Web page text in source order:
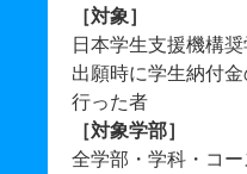
［対象］
日本学生支援機構
出願時に学生納付
行った者
［対象学部］
全学部・学科・コー